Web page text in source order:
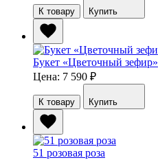
К товару Купить
Букет «Цветочный зефир»
Цена: 7 590 ₽
К товару Купить
51 розовая роза